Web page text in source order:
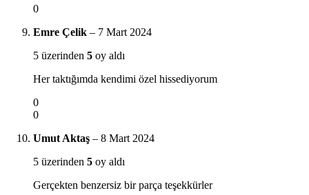
0
Emre Çelik – 7 Mart 2024
5 üzerinden 5 oy aldı
Her taktığımda kendimi özel hissediyorum
0
0
Umut Aktaş – 8 Mart 2024
5 üzerinden 5 oy aldı
Gerçekten benzersiz bir parça teşekkürler